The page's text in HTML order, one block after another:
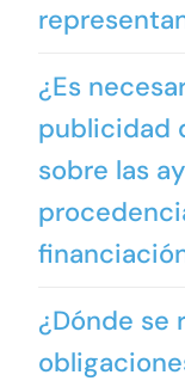
¿Es
publicidad
sobre las
¿Dónde se